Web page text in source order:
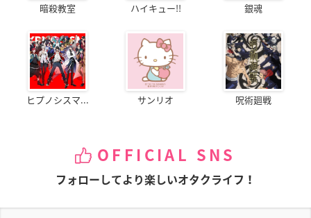
暗殺教室 ハイキュー!! 銀魂
ヒプノシスマ... サンリオ 呪術廻戦
OFFICIAL SNS
フォローしてより楽しいオタクライフ！